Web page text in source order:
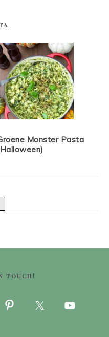
Monster Pasta
TOUCH!